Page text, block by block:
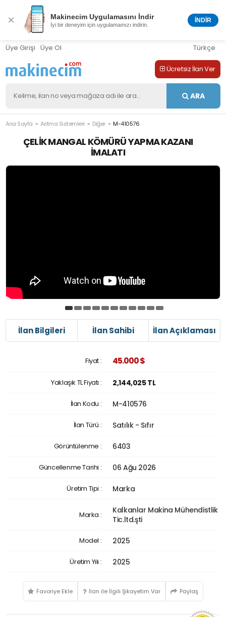
× Makinecim Uygulamasını İndir
İyi bir deneyim için uygulamamızı indirin.
İNDİR
Üye Girişi Üye Ol Türkçe
Ücretsiz İlan Ver
ARA
Ana Sayfa Arıtma Sistemleri Diğer M-410576
ÇELIK MANGAL KÖMÜRÜ YAPMA KAZANI
İMALATI
İlan Bilgileri İlan Sahibi İlan Açıklaması
Fiyat : 45.000 $
Yaklaşık TL Fiyatı : 2,144,025 TL
İlan Kodu : M-410576
İlan Türü : Satılık - Sıfır
Görüntülenme : 6403
Güncellenme Tarihi : 06 Ağu 2026
Üretim Tipi : Marka
Marka :
Kalkanlar Makina Mühendistlik
Tic.ltd.şti
Model : 2025
Üretim Yılı : 2025
Favoriye Ekle İlan ile İlgili Şikayetim Var Paylaş